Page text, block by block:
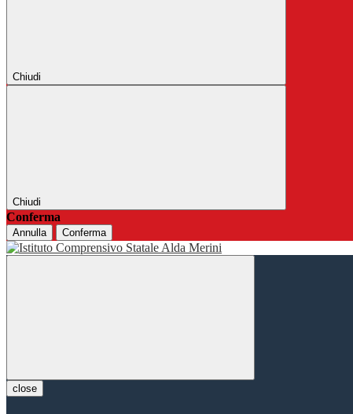
Chiudi
Chiudi
Conferma
Annulla Conferma
close